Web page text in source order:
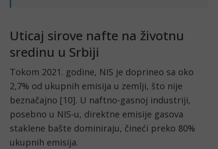
Uticaj sirove nafte na životnu
sredinu u Srbiji
Tokom 2021. godine, NIS je doprineo sa oko
2,7% od ukupnih emisija u zemlji, što nije
beznačajno [10]. U naftno-gasnoj industriji,
posebno u NIS-u, direktne emisije gasova
staklene bašte dominiraju, čineći preko 80%
ukupnih emisija.